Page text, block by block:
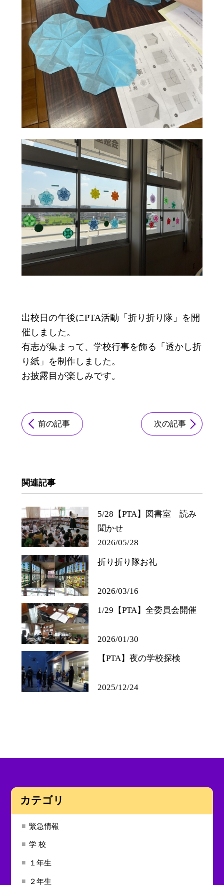
出校日の午後にPTA活動「折り折り隊」を開
催しました。
有志が集まって、学校行事を飾る「透かし折
り紙」を制作しました。
お披露目が楽しみです。
前の記事 次の記事
関連記事
5/28【PTA】図書室 読み
聞かせ
2026/05/28
折り折り隊お礼
2026/03/16
1/29【PTA】全委員会開催
2026/01/30
【PTA】夜の学校探検
2025/12/24
カテゴリ
緊急情報
学 校
１年生
２年生